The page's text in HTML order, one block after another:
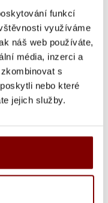
funkcí
využíváme
náš web používáte,
média, inzerci a
s
nebo které
jejich služby.